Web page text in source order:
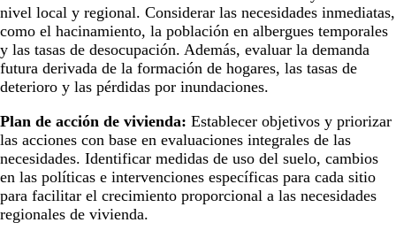
nivel local y regional. Considerar las necesidades inmediatas,
como el hacinamiento, la población en albergues temporales
y las tasas de desocupación. Además, evaluar la demanda
futura derivada de la formación de hogares, las tasas de
deterioro y las pérdidas por inundaciones.
Plan de acción de vivienda: Establecer objetivos y priorizar
las acciones con base en evaluaciones integrales de las
necesidades. Identificar medidas de uso del suelo, cambios
en las políticas e intervenciones específicas para cada sitio
para facilitar el crecimiento proporcional a las necesidades
regionales de vivienda.